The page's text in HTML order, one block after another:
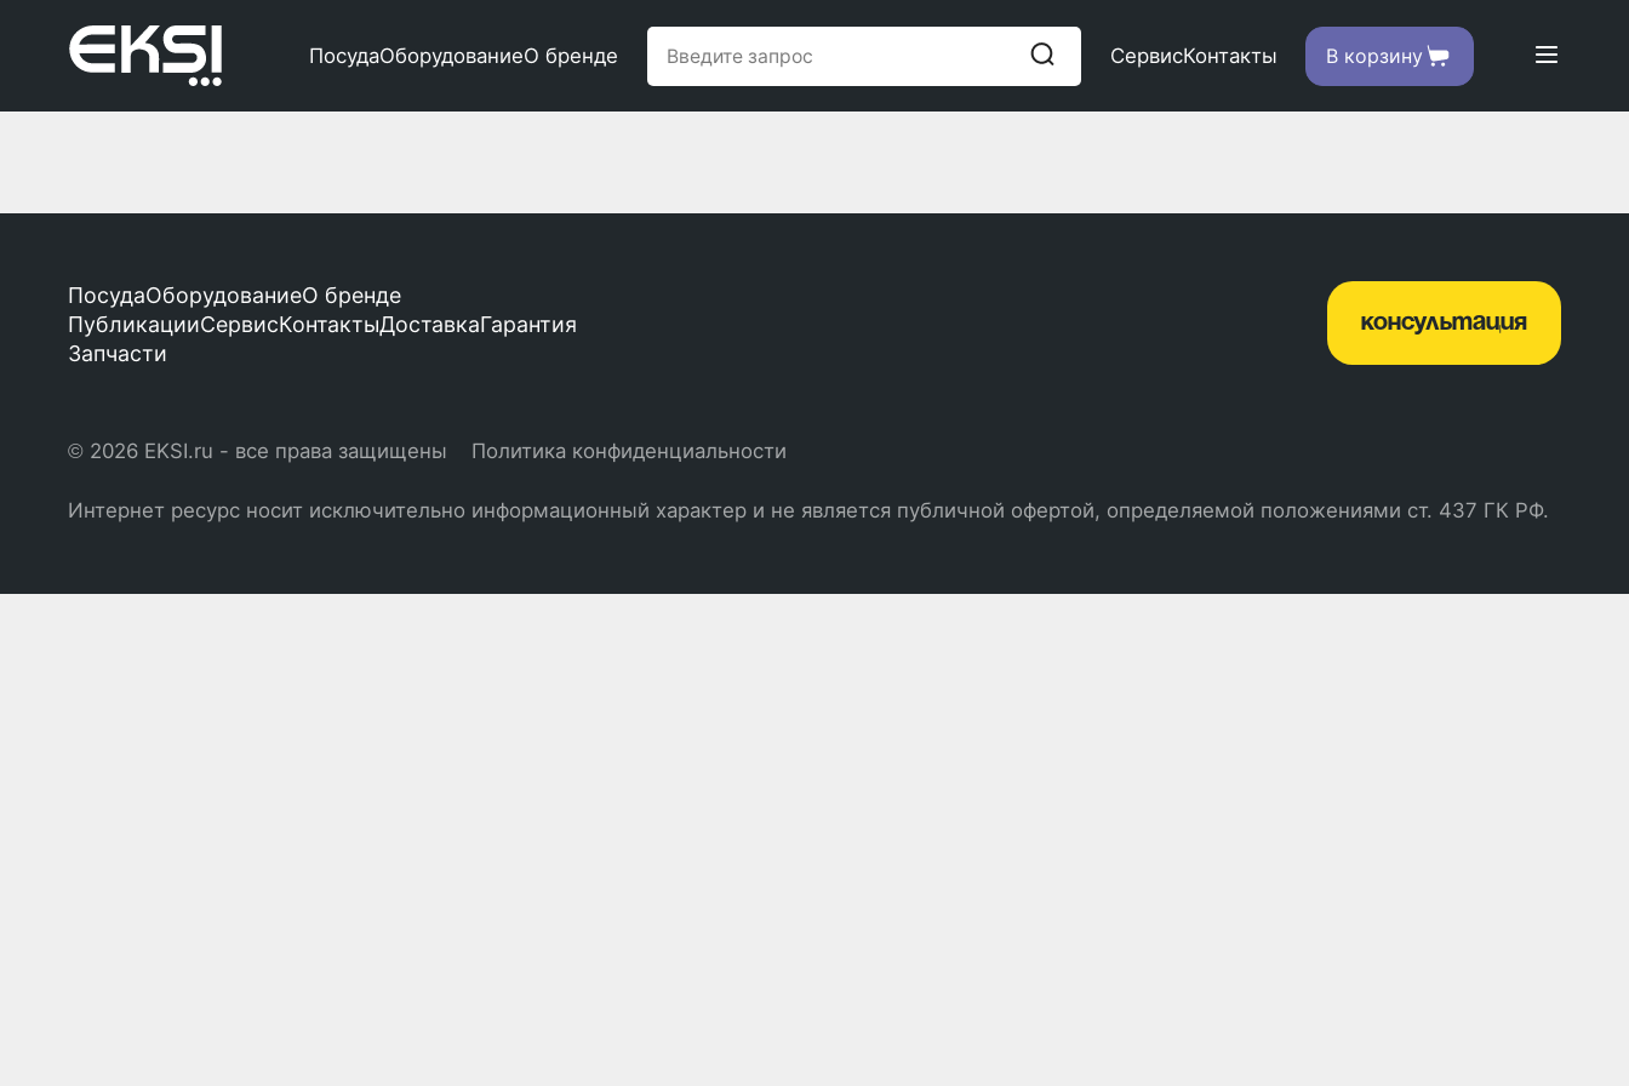
ПосудаОборудованиеО бренде СервисКонтакты В корзину
ПосудаОборудованиеО бренде
ПубликацииСервисКонтактыДоставкаГарантия
Запчасти
консультация
© 2026 EKSI.ru - все права защищены Политика конфиденциальности
Интернет ресурс носит исключительно информационный характер и не является публичной офертой, определяемой положениями ст. 437 ГК РФ.